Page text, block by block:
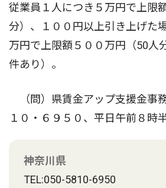
従業員１人につき５万円で上限
分）、１００円以上引き上げた
万円で上限額５００万円（50人
件あり）。
（問）県賃金アップ支援金事
１０・６９５０、平日午前８時
神奈川県
TEL:050-5810-6950